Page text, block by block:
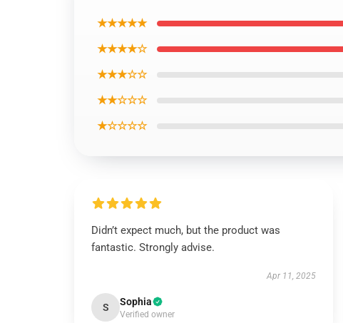
★★★★★
★★★★☆
★★★☆☆
★★☆☆☆
★☆☆☆☆
Didn’t expect much, but the product was
fantastic. Strongly advise.
Apr 11, 2025
S Sophia
Verified owner